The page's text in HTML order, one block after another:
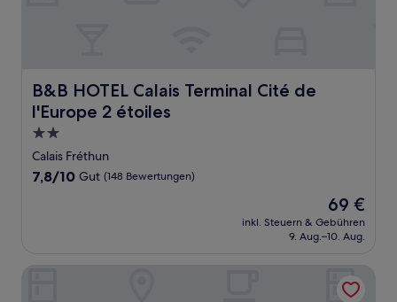
B&B HOTEL Calais Terminal Cité de
l'Europe 2 étoiles
B&B HOTEL Calais Terminal Cité de l'Europe 2 étoiles
2.0-
Sterne-
Unterkunft
Calais Fréthun
7.8
7,8/10 Gut (148 Bewertungen)
Der
Preis
beträgt
69 €
inkl. Steuern & Gebühren
9. Aug.–10. Aug.